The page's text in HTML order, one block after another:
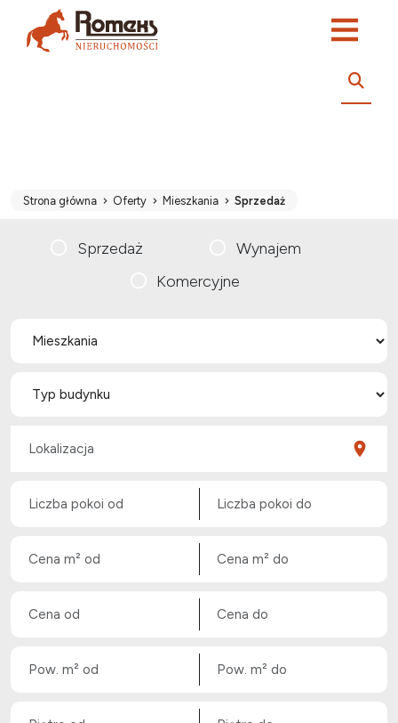
Strona główna Oferty Mieszkania Sprzedaż
Sprzedaż
Wynajem
Komercyjne